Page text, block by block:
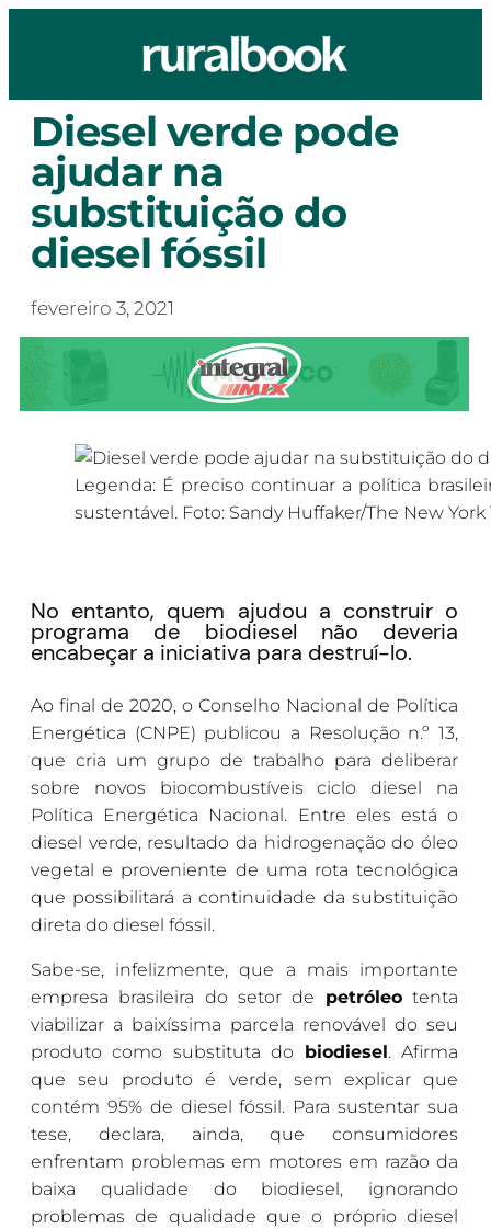
Diesel verde pode
ajudar na
substituição do
diesel fóssil
fevereiro 3, 2021
Legenda: É preciso continuar a política
sustentável. Foto: Sandy Huffaker/The New
No entanto, quem ajudou a construir o
programa de biodiesel não deveria
encabeçar a iniciativa para destruí-lo.
Ao final de 2020, o Conselho Nacional de Política
Energética (CNPE) publicou a Resolução n.º 13,
que cria um grupo de trabalho para deliberar
sobre novos biocombustíveis ciclo diesel na
Política Energética Nacional. Entre eles está o
diesel verde, resultado da hidrogenação do óleo
vegetal e proveniente de uma rota tecnológica
que possibilitará a continuidade da substituição
direta do diesel fóssil.
Sabe-se, infelizmente, que a mais importante
empresa brasileira do setor de petróleotenta
viabilizar a baixíssima parcela renovável do seu
produto como substituta do biodiesel. Afirma
que seu produto é verde, sem explicar que
contém 95% de diesel fóssil. Para sustentar sua
tese, declara, ainda, que consumidores
enfrentam problemas em motores em razão da
baixa qualidade do biodiesel, ignorando
problemas de qualidade que o próprio diesel